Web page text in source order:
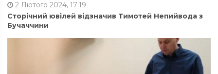
2 Лютого 2024, 17:19
Сторічний ювілей відзначив Тимотей Непийвода з
Бучаччини